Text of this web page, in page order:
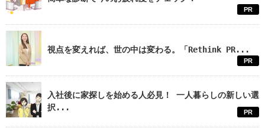
PR
視点を変えれば、世の中は変わる。「Rethink PR...
PR
入社後に家探しを始める人必見！ 一人暮らしの新しい選
択...
PR